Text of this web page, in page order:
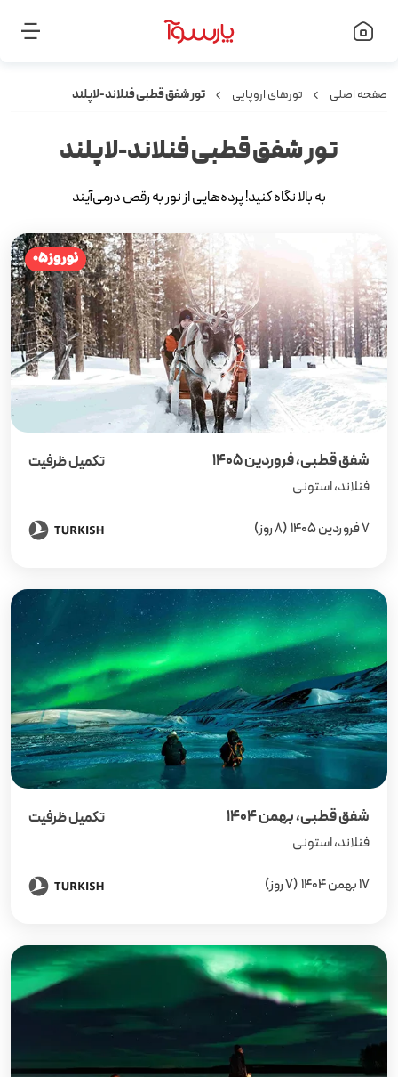
صفحه اصلی تورهای اروپایی تور شفق قطبی فنلاند-لاپلند
تور شفق قطبی فنلاند-لاپلند
به بالا نگاه کنید! پرده‌هایی از نور به رقص درمی‌آیند
شفق قطبی، فروردین ۱۴۰۵
تکمیل ظرفیت
فنلاند، استونی
7 فروردین 1405 (8 روز)
شفق قطبی، بهمن ۱۴۰۴
تکمیل ظرفیت
فنلاند، استونی
17 بهمن 1404 (7 روز)